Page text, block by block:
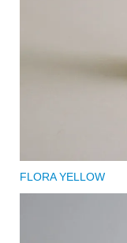
FLORA YELLOW